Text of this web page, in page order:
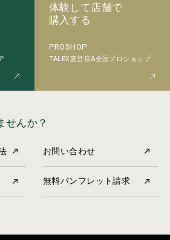
体験して店舗で
購入する
PROSHOP
TALEX直営店&全国プロショップ
せんか？
お問い合わせ
無料パンフレット請求